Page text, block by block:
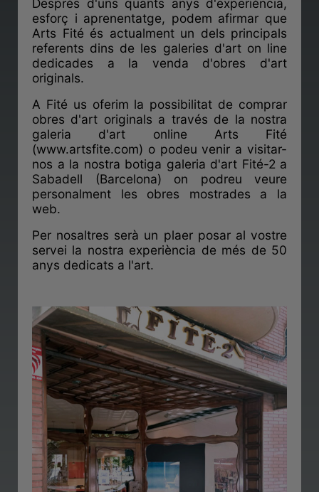
Després d'uns quants anys d'experiència,
esforç i aprenentatge, podem afirmar que
Arts Fité és actualment un dels principals
referents dins de les galeries d'art on line
dedicades a la venda d'obres d'art
originals.
A Fité us oferim la possibilitat de comprar
obres d'art originals a través de la nostra
galeria d'art online Arts Fité
(www.artsfite.com) o podeu venir a visitar-
nos a la nostra botiga galeria d'art Fité-2 a
Sabadell (Barcelona) on podreu veure
personalment les obres mostrades a la
web.
Per nosaltres serà un plaer posar al vostre
servei la nostra experiència de més de 50
anys dedicats a l'art.